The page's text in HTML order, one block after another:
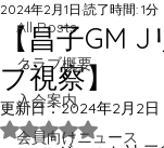
All Posts
クラブ概要
入会案内
会員向けニュース
【昌子GM
プ視察】
2024年2月1日 読了時間: 1分
更新日：2024年2月2日
5つ星のうち